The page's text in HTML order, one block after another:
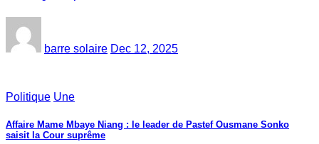
barre solaire Dec 12, 2025
Politique Une
Affaire Mame Mbaye Niang : le leader de Pastef Ousmane Sonko
saisit la Cour suprême